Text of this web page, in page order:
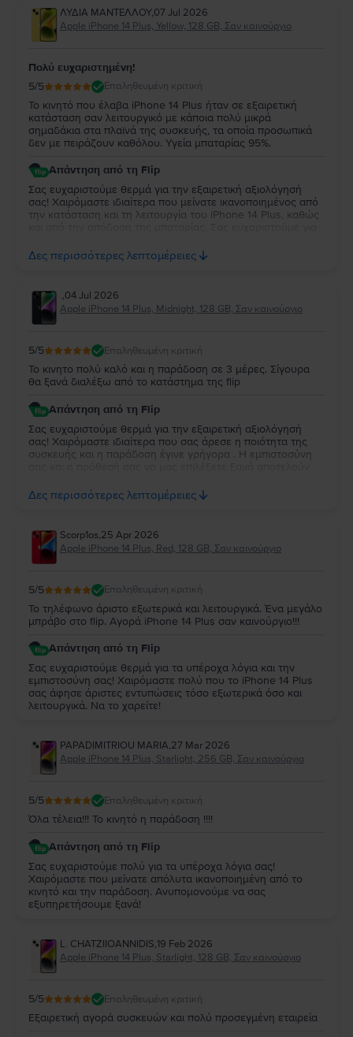
ΛΥΔΙΑ ΜΑΝΤΕΛΛΟΥ,07 Jul 2026
Apple iPhone 14 Plus, Yellow, 128 GB, Σαν καινούργιο
Πολύ ευχαριστημένη!
5/5 Επαληθευμένη κριτική
Το κινητό που έλαβα iPhone 14 Plus ήταν σε εξαιρετική
κατάσταση σαν λειτουργικό με κάποια πολύ μικρά
σημαδάκια στα πλαϊνά της συσκευής, τα οποία προσωπικά
δεν με πειράζουν καθόλου. Υγεία μπαταρίας 95%.
Απάντηση από τη Flip
Σας ευχαριστούμε θερμά για την εξαιρετική αξιολόγησή
σας! Χαιρόμαστε ιδιαίτερα που μείνατε ικανοποιημένος από
την κατάσταση και τη λειτουργία του iPhone 14 Plus, καθώς
φθορές, οι οποίες είναι αναμενόμενες. Να τη χαρείτε και θα
είναι χαρά μας να σας εξυπηρετήσουμε ξανά στο μέλλον!
Δες περισσότερες λεπτομέρειες
.,04 Jul 2026
Apple iPhone 14 Plus, Midnight, 128 GB, Σαν καινούργιο
5/5 Επαληθευμένη κριτική
Το κινητο πολύ καλό και η παράδοση σε 3 μέρες. Σίγουρα
θα ξανά διαλέξω από το κατάστημα της flip
Απάντηση από τη Flip
Σας ευχαριστούμε θερμά για την εξαιρετική αξιολόγησή
σας! Χαιρόμαστε ιδιαίτερα που σας άρεσε η ποιότητα της
συσκευής και η παράδοση έγινε γρήγορα . Η εμπιστοσύνη
συσκευή σας και θα χαρούμε να σας εξυπηρετήσουμε ξανά
στο μέλλον!
Δες περισσότερες λεπτομέρειες
Scorp1os,25 Apr 2026
Apple iPhone 14 Plus, Red, 128 GB, Σαν καινούργιο
5/5 Επαληθευμένη κριτική
Το τηλέφωνο άριστο εξωτερικά και λειτουργικά. Ένα μεγάλο
μπράβο στο flip. Αγορά iPhone 14 Plus σαν καινούργιο!!!
Απάντηση από τη Flip
Σας ευχαριστούμε θερμά για τα υπέροχα λόγια και την
εμπιστοσύνη σας! Χαιρόμαστε πολύ που το iPhone 14 Plus
σας άφησε άριστες εντυπώσεις τόσο εξωτερικά όσο και
λειτουργικά. Να το χαρείτε!
PAPADIMITRIOU MARIA,27 Mar 2026
Apple iPhone 14 Plus, Starlight, 256 GB, Σαν καινούργιο
5/5 Επαληθευμένη κριτική
Όλα τέλεια!!! Το κινητό η παράδοση !!!!
Απάντηση από τη Flip
Σας ευχαριστούμε πολύ για τα υπέροχα λόγια σας!
Χαιρόμαστε που μείνατε απόλυτα ικανοποιημένη από το
κινητό και την παράδοση. Ανυπομονούμε να σας
εξυπηρετήσουμε ξανά!
L. CHATZIIOANNIDIS,19 Feb 2026
Apple iPhone 14 Plus, Starlight, 128 GB, Σαν καινούργιο
5/5 Επαληθευμένη κριτική
Εξαιρετική αγορά συσκευών και πολύ προσεγμένη εταιρεία